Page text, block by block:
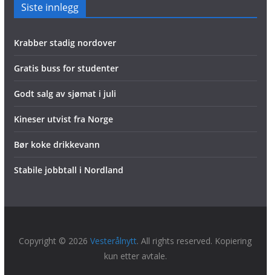
Siste innlegg
Krabber stadig nordover
Gratis buss for studenter
Godt salg av sjømat i juli
Kineser utvist fra Norge
Bør koke drikkevann
Stabile jobbtall i Nordland
Copyright © 2026Vesterålnytt. All rights reserved. Kopiering
kun etter avtale.